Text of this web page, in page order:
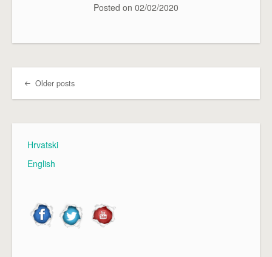
Posted on 02/02/2020
Post navigation
Older posts
Hrvatski
English